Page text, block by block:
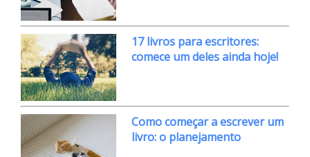
17 livros para escritores:
comece um deles ainda hoje!
Como começar a escrever um
livro: o planejamento